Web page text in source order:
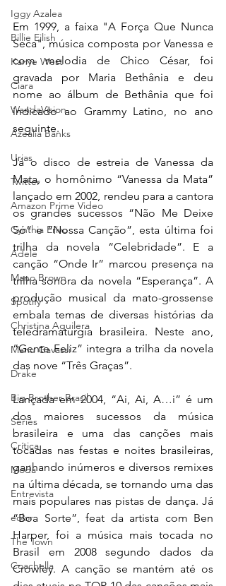
Iggy Azalea
Billie Eilish
Kanye West
Ciara
WandaVision
Azealia Banks
Urias
Twitter
Amazon Prime Video
Cynthia Erivo
Adele
Mano Brown
Spotify
Christina Aguilera
Manu Gavassi
Drake
Big Brother Brasil
Séries
Crítica
Moda
Entrevista
eolor
The Town
Coachella
Em 1999, a faixa "A Força Que Nunca
Seca", música composta por Vanessa e
com melodia de Chico César, foi
gravada por Maria Bethânia e deu
nome ao álbum de Bethânia que foi
indicado ao Grammy Latino, no ano
seguinte.
Já o disco de estreia de Vanessa da
Mata, o homônimo “Vanessa da Mata”
lançado em 2002, rendeu para a cantora
os grandes sucessos “Não Me Deixe
Só” e “Nossa Canção”, esta última foi
trilha da novela “Celebridade”. E a
canção “Onde Ir” marcou presença na
trilha sonora da novela “Esperança”. A
produção musical da mato-grossense
embala temas de diversas histórias da
teledramaturgia brasileira. Neste ano,
“Gente Feliz” integra a trilha da novela
das nove “Três Graças”.
Lançada em 2004, “Ai, Ai, A…i” é um
dos maiores sucessos da música
brasileira e uma das canções mais
tocadas nas festas e noites brasileiras,
ganhando inúmeros e diversos remixes
na última década, se tornando uma das
mais populares nas pistas de dança. Já
“Boa Sorte”, feat da artista com Ben
Harper, foi a música mais tocada no
Brasil em 2008 segundo dados da
Crowley. A canção se mantém até os